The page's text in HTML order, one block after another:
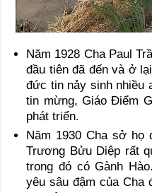
Năm 1928 Cha Paul
đầu tiên đã đến và ở
đức tin nảy sinh nhiều
tin mừng, Giáo Điểm
phát triển.
Năm 1930 Cha sở họ
Trương Bửu Diệp rất
trong đó có Gành
yêu sâu đậm của Cha